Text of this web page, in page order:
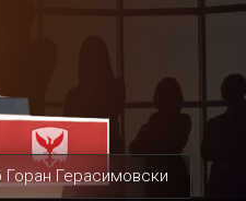
Горан Герасимовски